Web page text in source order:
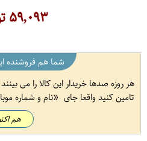
۵۹,۰۹۳
شما هم فروشنده
هر روزه صدها خریدار این کالا را می
تامین کنید واقعا جای
نام و شماره
هم